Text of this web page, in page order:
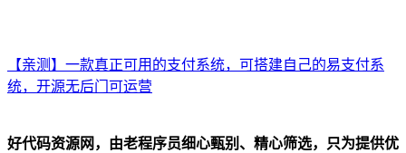
【亲测】一款真正可用的支付系统，可搭建自己的易支付系
统，开源无后门可运营
好代码资源网，由老程序员细心甄别、精心筛选，只为提供优